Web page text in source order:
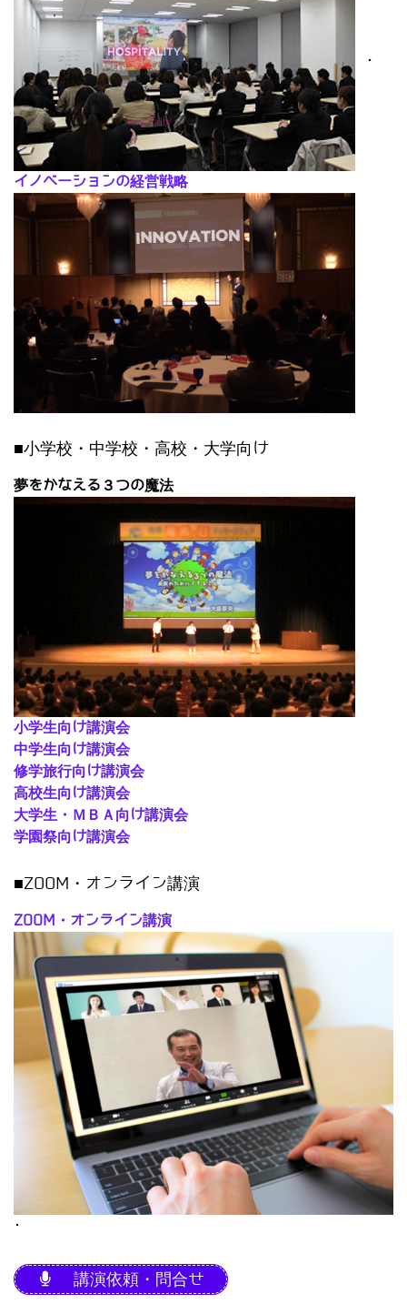
･
イノベーションの経営戦略
■小学校・中学校・高校・大学向け
夢をかなえる３つの魔法
小学生向け講演会
中学生向け講演会
修学旅行向け講演会
高校生向け講演会
大学生・ＭＢＡ向け講演会
学園祭向け講演会
■ZOOM・オンライン講演
ZOOM・オンライン講演
･
講演依頼・問合せ